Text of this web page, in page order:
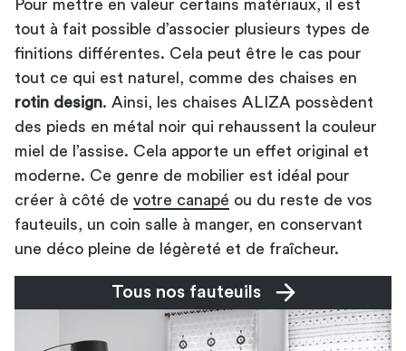
Pour mettre en valeur certains matériaux, il est
tout à fait possible d’associer plusieurs types de
finitions différentes. Cela peut être le cas pour
tout ce qui est naturel, comme des chaises en
rotin design. Ainsi, les chaises ALIZA possèdent
des pieds en métal noir qui rehaussent la couleur
miel de l’assise. Cela apporte un effet original et
moderne. Ce genre de mobilier est idéal pour
créer à côté de votre canapé ou du reste de vos
fauteuils, un coin salle à manger, en conservant
une déco pleine de légèreté et de fraîcheur.
Tous nos fauteuils